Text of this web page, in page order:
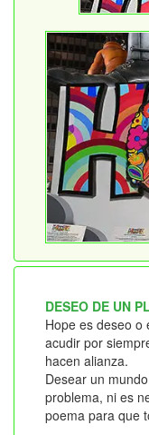
DESEO DE UN
Hope es deseo o
acudir por
hacen alianza.
Desear un
problema, ni es
poema para que